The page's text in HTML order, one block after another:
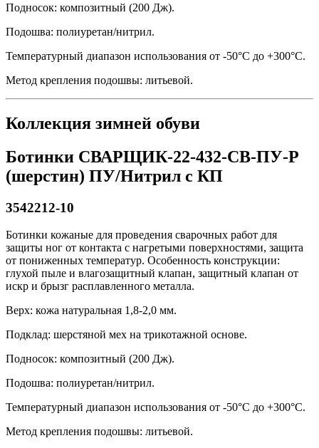
Подносок: композитный (200 Дж).
Подошва: полиуретан/нитрил.
Температурный диапазон использования от -50°С до +300°С.
Метод крепления подошвы: литьевой.
Коллекция зимней обуви
Ботинки СВАРЩИК-22-432-СВ-ПУ-Р
(шерстин) ПУ/Нитрил с КП
3542212-10
Ботинки кожаные для проведения сварочных работ для
защиты ног от контакта с нагретыми поверхностями, защита
от пониженных температур. Особенность конструкции:
глухой пыле и влагозащитный клапан, защитный клапан от
искр и брызг расплавленного металла.
Верх: кожа натуральная 1,8-2,0 мм.
Подклад: шерстяной мех на трикотажной основе.
Подносок: композитный (200 Дж).
Подошва: полиуретан/нитрил.
Температурный диапазон использования от -50°С до +300°С.
Метод крепления подошвы: литьевой.